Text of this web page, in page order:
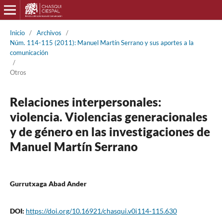
Inicio / Archivos
/
Núm. 114-115 (2011): Manuel Martín Serrano y sus aportes a la
comunicación
/
Otros
Relaciones interpersonales:
violencia. Violencias generacionales
y de género en las investigaciones de
Manuel Martín Serrano
Gurrutxaga Abad Ander
DOI: https://doi.org/10.16921/chasqui.v0i114-115.630